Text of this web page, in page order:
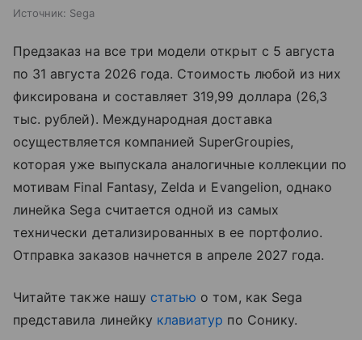
Источник: Sega
Предзаказ на все три модели открыт с 5 августа
по 31 августа 2026 года. Стоимость любой из них
фиксирована и составляет 319,99 доллара (26,3
тыс. рублей). Международная доставка
осуществляется компанией SuperGroupies,
которая уже выпускала аналогичные коллекции по
мотивам Final Fantasy, Zelda и Evangelion, однако
линейка Sega считается одной из самых
технически детализированных в ее портфолио.
Отправка заказов начнется в апреле 2027 года.
Читайте также нашу статью о том, как Sega
представила линейку клавиатур по Сонику.